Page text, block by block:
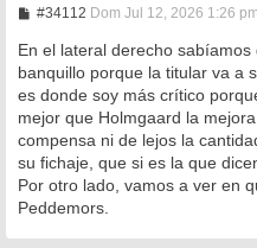
#34112M
n
a
j
e
Dom Jul 12, 2026 1:26 pm
En el lateral derecho
banquillo porque la titular va a
es donde soy más crítico
mejor que Holmgaard la
compensa ni de lejos la
su fichaje, que si es la que
Por otro lado, vamos a ver en
Peddemors.